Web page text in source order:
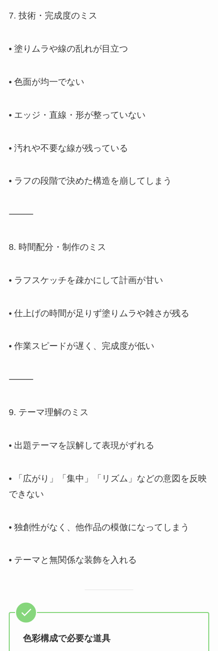
7. 技術・完成度のミス
• 塗りムラや線の乱れが目立つ
• 色面が均一でない
• エッジ・直線・形が整っていない
• 汚れや不要な線が残っている
• ラフの段階で決めた構造を崩してしまう
⸻
8. 時間配分・制作のミス
• ラフスケッチを疎かにして計画が甘い
• 仕上げの時間が足りず塗りムラや雑さが残る
• 作業スピードが遅く、完成度が低い
⸻
9. テーマ理解のミス
• 出題テーマを誤解して表現がずれる
• 「広がり」「集中」「リズム」などの意図を反映
できない
• 独創性がなく、他作品の模倣になってしまう
• テーマと無関係な装飾を入れる
色彩構成で必要な道具